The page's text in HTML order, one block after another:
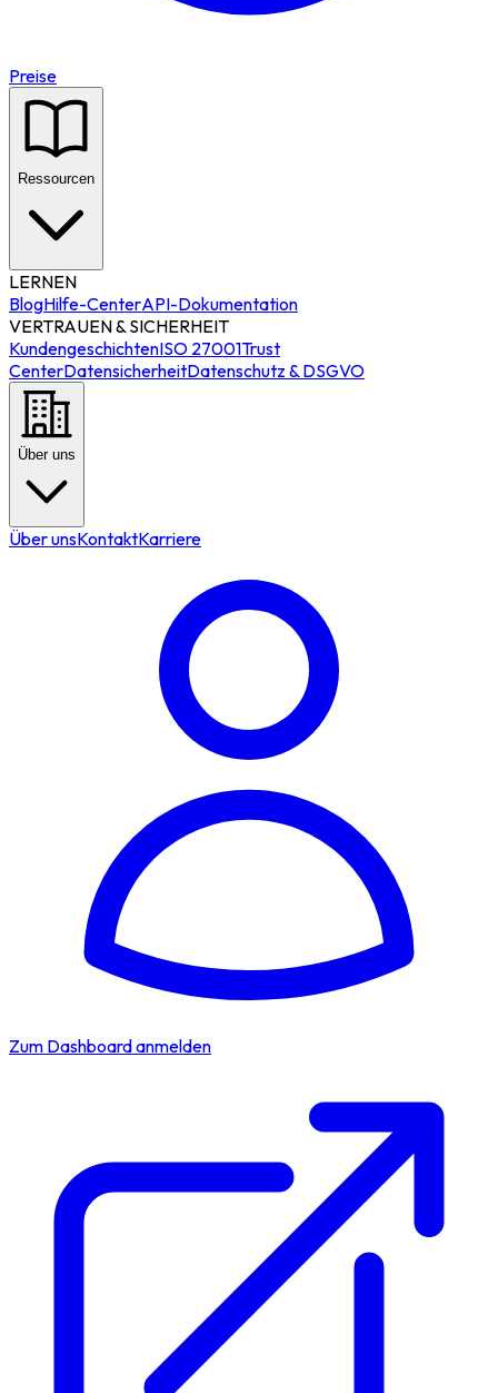
Preise
Ressourcen
LERNEN
BlogHilfe-CenterAPI-Dokumentation
VERTRAUEN & SICHERHEIT
KundengeschichtenISO 27001Trust
CenterDatensicherheitDatenschutz & DSGVO
Über uns
Über unsKontaktKarriere
Zum Dashboard anmelden